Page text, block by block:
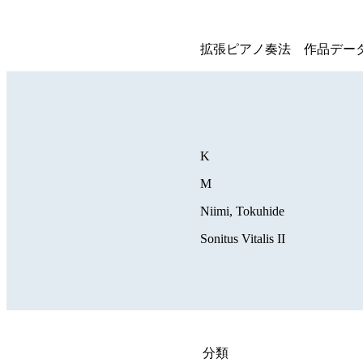
拡張ピアノ奏法 作品デー
K
M
Niimi, Tokuhide
Sonitus Vitalis II
分類